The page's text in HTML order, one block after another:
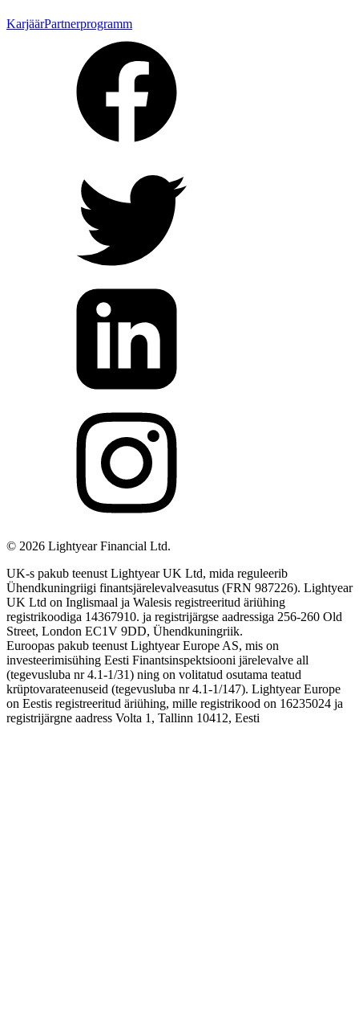
KarjäärPartnerprogramm
© 2026 Lightyear Financial Ltd.
UK-s pakub teenust Lightyear UK Ltd, mida reguleerib
Ühendkuningriigi finantsjärelevalveasutus (FRN 987226). Lightyear
UK Ltd on Inglismaal ja Walesis registreeritud äriühing
registrikoodiga 14367910. ja registrijärgse aadressiga 256-260 Old
Street, London EC1V 9DD, Ühendkuningriik.
Euroopas pakub teenust Lightyear Europe AS, mis on
investeerimisühing Eesti Finantsinspektsiooni järelevalve all
(tegevusluba nr 4.1-1/31) ning on volitatud osutama teatud
krüptovarateenuseid (tegevusluba nr 4.1-1/147). Lightyear Europe
on Eestis registreeritud äriühing, mille registrikood on 16235024 ja
registrijärgne aadress Volta 1, Tallinn 10412, Eesti